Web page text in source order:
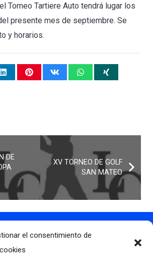
el consentimiento de
Torneo Tartiere Auto tendrá lugar los
presente mes de septiembre. Se
y horarios.
DE
XV TORNEO DE GOLF
SAN MATEO
Contacto